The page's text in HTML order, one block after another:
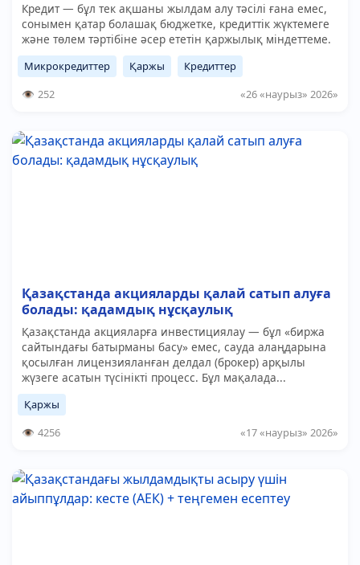
Кредит — бұл тек ақшаны жылдам алу тәсілі ғана емес,
сонымен қатар болашақ бюджетке, кредиттік жүктемеге
және төлем тәртібіне әсер ететін қаржылық міндеттеме.
Микрокредиттер Қаржы
Кредиттер
252
«26 «наурыз» 2026»
Қазақстанда акцияларды қалай сатып алуға
болады: қадамдық нұсқаулық
Қазақстанда акцияларға инвестициялау — бұл «биржа
сайтындағы батырманы басу» емес, сауда алаңдарына
қосылған лицензияланған делдал (брокер) арқылы
жүзеге асатын түсінікті процесс. Бұл мақалада...
Қаржы
4256
«17 «наурыз» 2026»